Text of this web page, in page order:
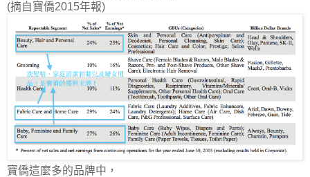
(摘自寶僑2015年報)
寶僑這麼多的品牌中，